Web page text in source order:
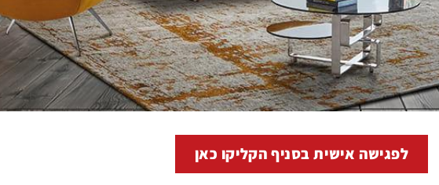
לפגישה אישית בסניף הקליקו כאן